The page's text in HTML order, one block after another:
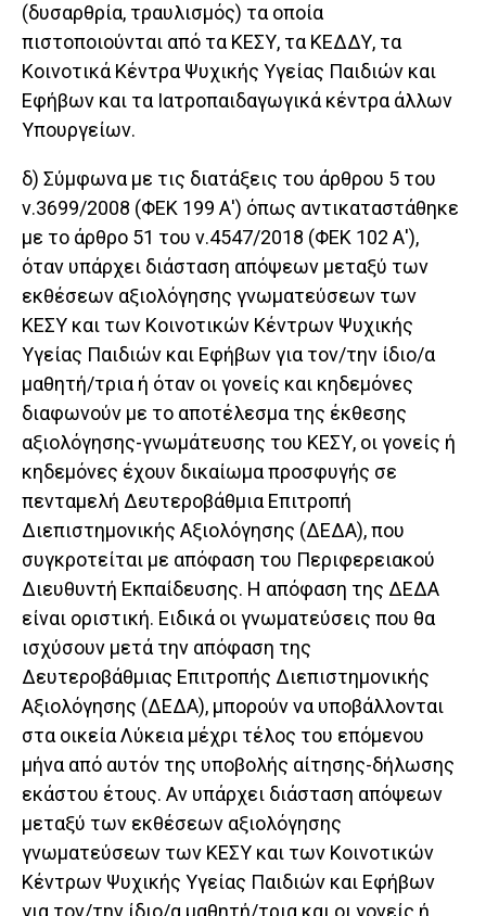
(δυσαρθρία, τραυλισμός) τα οποία
πιστοποιούνται από τα ΚΕΣΥ, τα ΚΕΔΔΥ, τα
Κοινοτικά Κέντρα Ψυχικής Υγείας Παιδιών και
Εφήβων και τα Ιατροπαιδαγωγικά κέντρα άλλων
Υπουργείων.
δ) Σύμφωνα με τις διατάξεις του άρθρου 5 του
ν.3699/2008 (ΦΕΚ 199 Α') όπως αντικαταστάθηκε
με το άρθρο 51 του ν.4547/2018 (ΦΕΚ 102 Α'),
όταν υπάρχει διάσταση απόψεων μεταξύ των
εκθέσεων αξιολόγησης γνωματεύσεων των
ΚΕΣΥ και των Κοινοτικών Κέντρων Ψυχικής
Υγείας Παιδιών και Εφήβων για τον/την ίδιο/α
μαθητή/τρια ή όταν οι γονείς και κηδεμόνες
διαφωνούν με το αποτέλεσμα της έκθεσης
αξιολόγησης-γνωμάτευσης του ΚΕΣΥ, οι γονείς ή
κηδεμόνες έχουν δικαίωμα προσφυγής σε
πενταμελή Δευτεροβάθμια Επιτροπή
Διεπιστημονικής Αξιολόγησης (ΔΕΔΑ), που
συγκροτείται με απόφαση του Περιφερειακού
Διευθυντή Εκπαίδευσης. Η απόφαση της ΔΕΔΑ
είναι οριστική. Ειδικά οι γνωματεύσεις που θα
ισχύσουν μετά την απόφαση της
Δευτεροβάθμιας Επιτροπής Διεπιστημονικής
Αξιολόγησης (ΔΕΔΑ), μπορούν να υποβάλλονται
στα οικεία Λύκεια μέχρι τέλος του επόμενου
μήνα από αυτόν της υποβολής αίτησης-δήλωσης
εκάστου έτους. Αν υπάρχει διάσταση απόψεων
μεταξύ των εκθέσεων αξιολόγησης
γνωματεύσεων των ΚΕΣΥ και των Κοινοτικών
Κέντρων Ψυχικής Υγείας Παιδιών και Εφήβων
για τον/την ίδιο/α μαθητή/τρια και οι γονείς ή